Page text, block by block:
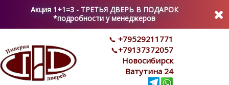
Акция 1+1=3 - ТРЕТЬЯ ДВЕРЬ В ПОДАРОК
*подробности у менеджеров
+79529211771
+79137372057
Новосибирск
Ватутина 24